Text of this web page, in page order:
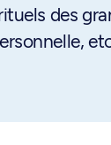
des